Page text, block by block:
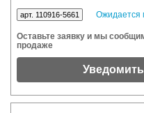
арт. 110916-5661 Ожидается
Оставьте заявку и мы
продаже